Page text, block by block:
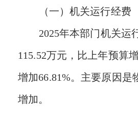
（一）机关运行经费
2025年本部门机关运
115.52万元，比上年预算
增加66.81%。主要原因是
增加。